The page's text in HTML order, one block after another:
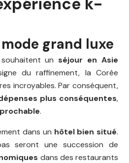
grand luxe
un séjour en Asie
du raffinement, la Corée
incroyables. Par conséquent,
plus conséquentes,
.
dans un hôtel bien situé.
seront une succession de
dans des restaurants